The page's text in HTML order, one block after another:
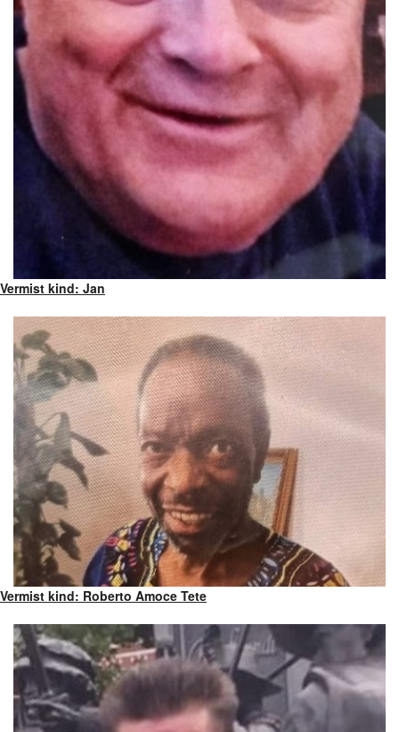
Vermist kind: Jan
Vermist kind: Roberto Amoce Tete